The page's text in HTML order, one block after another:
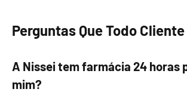
Perguntas Que Todo Cliente
A Nissei tem farmácia 24 horas
mim?